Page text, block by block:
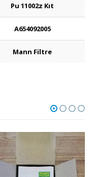
Pu 11002z Kıt
A654092005
Mann Filtre